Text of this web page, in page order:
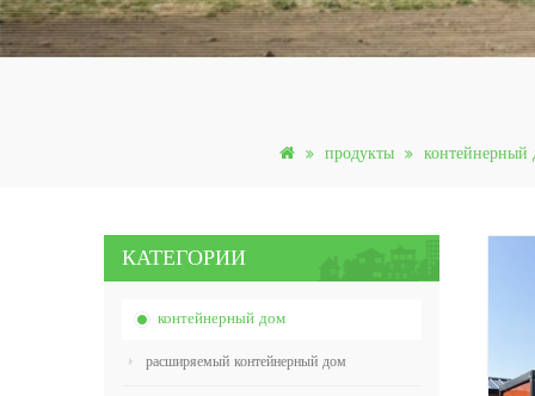
продукты контейнерный
КАТЕГОРИИ
контейнерный дом
расширяемый контейнерный дом